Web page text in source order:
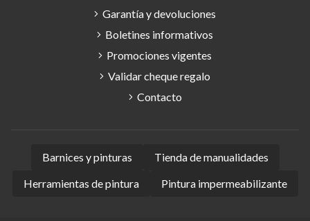
Garantía y devoluciones
Boletines informativos
Promociones vigentes
Validar cheque regalo
Contacto
Barnices y pinturas
Tienda de manualidades
Herramientas de pintura
Pintura impermeabilizante